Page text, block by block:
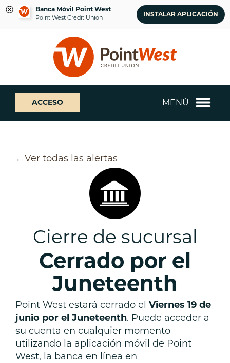
Banca Móvil Point West
Point West Credit Union INSTALAR APLICACIÓN
sesión
banca
web
¿Qué
podemos
ayudarte
a
ACCESO MENÚ
Ver todas las alertas
Cierre de sucursal
Cerrado por el
Juneteenth
Point West estará cerrado el Viernes 19 de
junio por el Juneteenth. Puede acceder a
su cuenta en cualquier momento
utilizando la aplicación móvil de Point
West, la banca en línea en